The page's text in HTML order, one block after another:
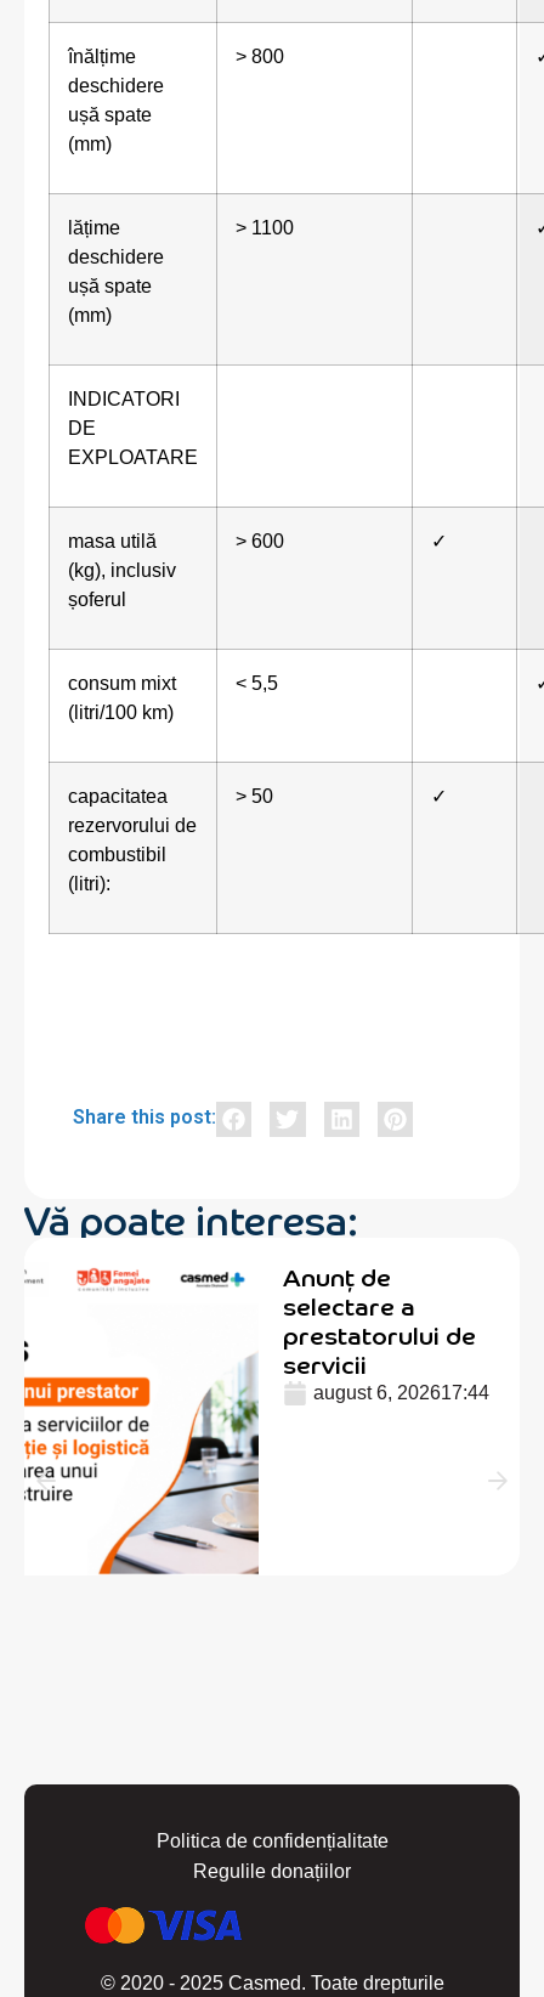
înălțime
deschidere
ușă spate
(mm)
> 800
lățime
deschidere
ușă spate
(mm)
> 1100
INDICATORI
DE
EXPLOATARE
masa utilă
(kg), inclusiv
șoferul
> 600 ✓
consum mixt
(litri/100 km)
< 5,5
capacitatea
rezervorului de
combustibil
(litri):
> 50 ✓
Share this post:
Vă poate interesa:
Anunț de
selectare a
prestatorului de
servicii
august 6, 202617:44
© 2020 - 2025 Casmed. Toate drepturile
Politica de confidențialitate
Regulile donațiilor